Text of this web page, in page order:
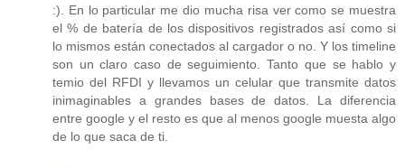
:). En lo particular me dio mucha risa ver como se muestra
el % de batería de los dispositivos registrados así como si
lo mismos están conectados al cargador o no. Y los timeline
son un claro caso de seguimiento. Tanto que se hablo y
temio del RFDI y llevamos un celular que transmite datos
inimaginables a grandes bases de datos. La diferencia
entre google y el resto es que al menos google muesta algo
de lo que saca de ti.